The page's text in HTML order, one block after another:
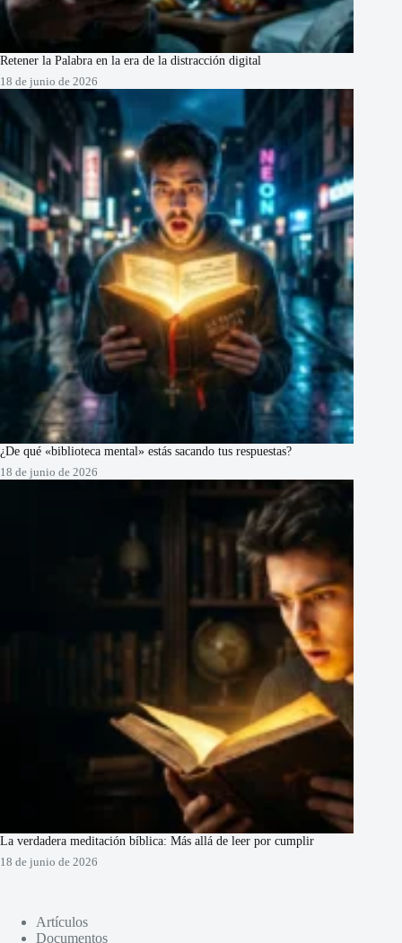
Retener la Palabra en la era de la distracción digital
18 de junio de 2026
¿De qué «biblioteca mental» estás sacando tus respuestas?
18 de junio de 2026
La verdadera meditación bíblica: Más allá de leer por cumplir
18 de junio de 2026
Artículos
Documentos